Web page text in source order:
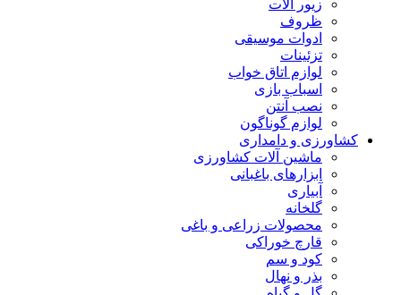
زیور آلات
ظروف
ادوات موسیقی
تزئینات
لوازم اتاق خواب
اسباب بازی
نصب آنتن
لوازم گوناگون
کشاورزی و دامداری
ماشین آلات کشاورزی
ابزارهای باغبانی
آبیاری
گلخانه
محصولات زراعی و باغی
قارچ خوراکی
کود و سم
بذر و نهال